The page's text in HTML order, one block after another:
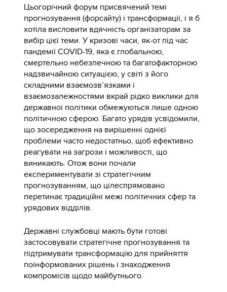
Цьогорічний форум присвячений темі
прогнозування (форсайту) і трансформації, і я б
хотіла висловити вдячність організаторам за
вибір цієї теми. У кризові часи, як-от під час
пандемії COVID-19, яка є глобальною,
смертельно небезпечною та багатофакторною
надзвичайною ситуацією, у світі з його
складними взаємозв’язками і
взаємозалежностями вкрай рідко виклики для
державної політики обмежуються лише одною
політичною сферою. Багато урядів усвідомили,
що зосередження на вирішенні однієї
проблеми часто недостатньо, щоб ефективно
реагувати на загрози і можливості, що
виникають. Отож вони почали
експериментувати зі стратегічним
прогнозуванням, що цілеспрямовано
перетинає традиційні межі політичних сфер та
урядових відділів.
Державні службовці мають бути готові
застосовувати стратегічне прогнозування та
підтримувати трансформацію для прийняття
поінформованих рішень і знаходження
компромісів щодо майбутнього.